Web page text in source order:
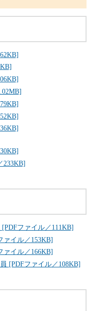
233KB]
ファイル／111KB]
イル／153KB]
イル／166KB]
[PDFファイル／108KB]